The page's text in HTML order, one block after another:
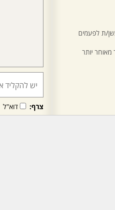
ת לפעמים
יותר
צרף: דוא"ל